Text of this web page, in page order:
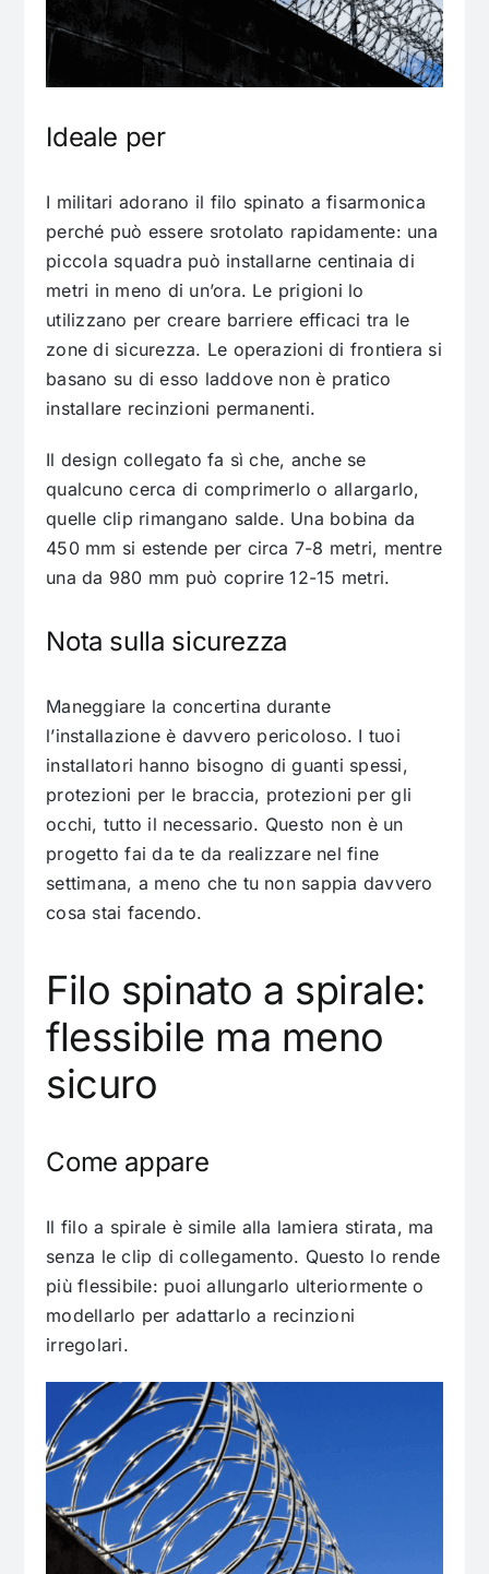
Ideale per
I militari adorano il filo spinato a fisarmonica
perché può essere srotolato rapidamente: una
piccola squadra può installarne centinaia di
metri in meno di un’ora. Le prigioni lo
utilizzano per creare barriere efficaci tra le
zone di sicurezza. Le operazioni di frontiera si
basano su di esso laddove non è pratico
installare recinzioni permanenti.
Il design collegato fa sì che, anche se
qualcuno cerca di comprimerlo o allargarlo,
quelle clip rimangano salde. Una bobina da
450 mm si estende per circa 7-8 metri, mentre
una da 980 mm può coprire 12-15 metri.
Nota sulla sicurezza
Maneggiare la concertina durante
l’installazione è davvero pericoloso. I tuoi
installatori hanno bisogno di guanti spessi,
protezioni per le braccia, protezioni per gli
occhi, tutto il necessario. Questo non è un
progetto fai da te da realizzare nel fine
settimana, a meno che tu non sappia davvero
cosa stai facendo.
Filo spinato a spirale:
flessibile ma meno
sicuro
Come appare
Il filo a spirale è simile alla lamiera stirata, ma
senza le clip di collegamento. Questo lo rende
più flessibile: puoi allungarlo ulteriormente o
modellarlo per adattarlo a recinzioni
irregolari.